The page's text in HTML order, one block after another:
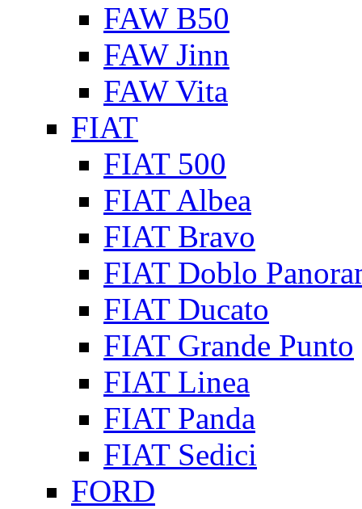
FAW B50
FAW Jinn
FAW Vita
FIAT
FIAT 500
FIAT Albea
FIAT Bravo
FIAT Doblo
FIAT Ducato
FIAT Grande Punto
FIAT Linea
FIAT Panda
FIAT Sedici
FORD